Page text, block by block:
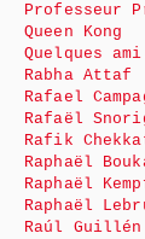
Professeur
Queen Kong
Quelques
Rabha Attaf
Rafael
Rafaël
Rafik
Raphaël
Raphaël
Raphaël
Raúl Guillén